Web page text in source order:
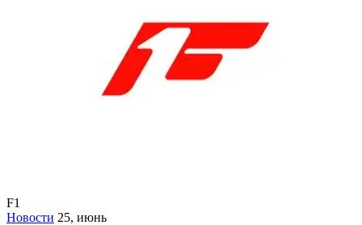
F1
Новости 25, июнь